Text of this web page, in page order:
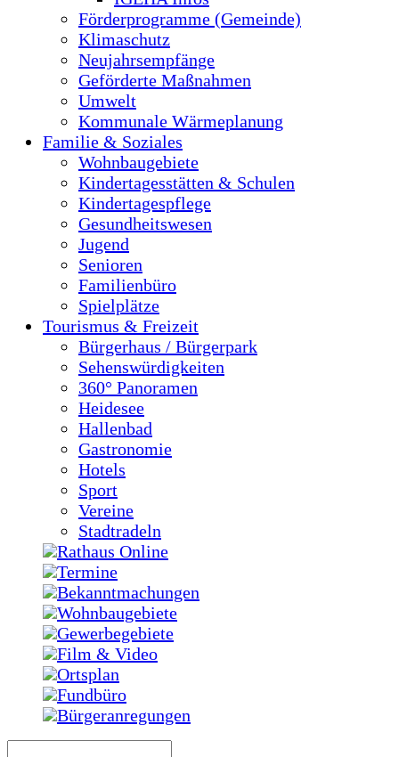
Förderprogramme (Gemeinde)
Klimaschutz
Neujahrsempfänge
Geförderte Maßnahmen
Umwelt
Kommunale Wärmeplanung
Familie & Soziales
Wohnbaugebiete
Kindertagesstätten & Schulen
Kindertagespflege
Gesundheitswesen
Jugend
Senioren
Familienbüro
Spielplätze
Tourismus & Freizeit
Bürgerhaus / Bürgerpark
Sehenswürdigkeiten
360° Panoramen
Heidesee
Hallenbad
Gastronomie
Hotels
Sport
Vereine
Stadtradeln
Rathaus Online
Termine
Bekanntmachungen
Wohnbaugebiete
Gewerbegebiete
Film & Video
Ortsplan
Fundbüro
Bürgeranregungen